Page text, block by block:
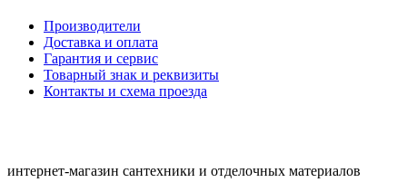
Производители
Доставка и оплата
Гарантия и сервис
Товарный знак и реквизиты
Контакты и схема проезда
интернет-магазин сантехники и отделочных материалов